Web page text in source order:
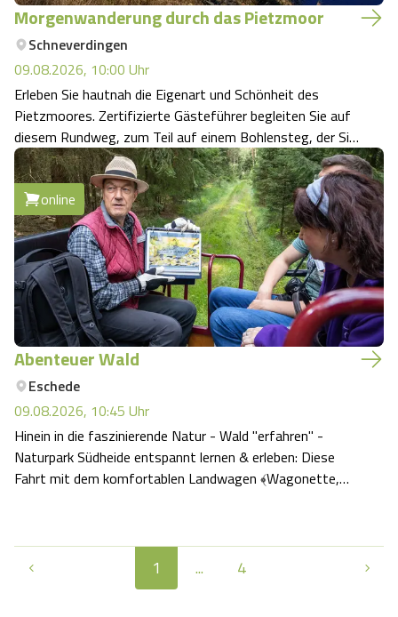
Morgenwanderung durch das Pietzmoor
Schneverdingen
09.08.2026, 10:00 Uhr
Erleben Sie hautnah die Eigenart und Schönheit des
Pietzmoores. Zertifizierte Gästeführer begleiten Sie auf
diesem Rundweg, zum Teil auf einem Bohlensteg, der Sie
weit in das Hochmoor hineinführt. Sie informieren über
die Entstehung, Renaturierung und Pflege des Moores. Je
nach Saison lassen sich d…
online
Abenteuer Wald
Eschede
09.08.2026, 10:45 Uhr
Hinein in die faszinierende Natur - Wald "erfahren" -
Naturpark Südheide entspannt lernen & erleben: Diese
Fahrt mit dem komfortablen Landwagen ﴾Wagonette,
Natur. Unternehmt eine ebenso spannende wie e…
1 ... 4